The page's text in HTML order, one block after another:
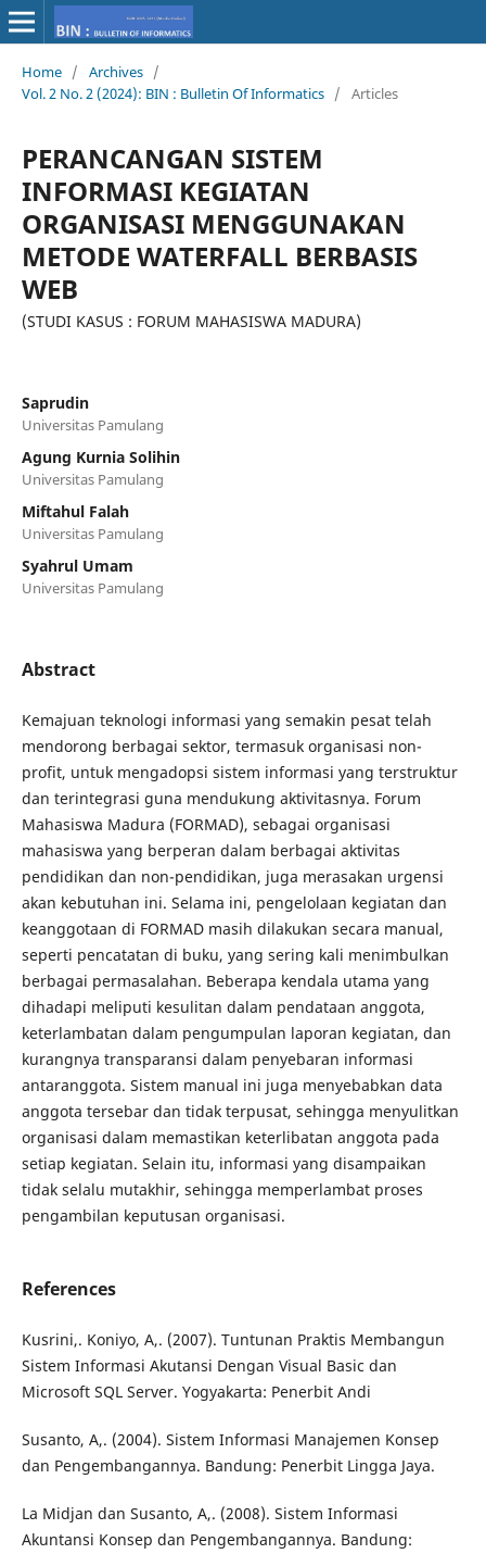
Home / Archives /
Vol. 2 No. 2 (2024): BIN : Bulletin Of Informatics / Articles
PERANCANGAN SISTEM
INFORMASI KEGIATAN
ORGANISASI MENGGUNAKAN
METODE WATERFALL BERBASIS
WEB
(STUDI KASUS : FORUM MAHASISWA MADURA)
Saprudin
Universitas Pamulang
Agung Kurnia Solihin
Universitas Pamulang
Miftahul Falah
Universitas Pamulang
Syahrul Umam
Universitas Pamulang
Abstract
Kemajuan teknologi informasi yang semakin pesat telah
mendorong berbagai sektor, termasuk organisasi non-
profit, untuk mengadopsi sistem informasi yang terstruktur
dan terintegrasi guna mendukung aktivitasnya. Forum
Mahasiswa Madura (FORMAD), sebagai organisasi
mahasiswa yang berperan dalam berbagai aktivitas
pendidikan dan non-pendidikan, juga merasakan urgensi
akan kebutuhan ini. Selama ini, pengelolaan kegiatan dan
keanggotaan di FORMAD masih dilakukan secara manual,
seperti pencatatan di buku, yang sering kali menimbulkan
berbagai permasalahan. Beberapa kendala utama yang
dihadapi meliputi kesulitan dalam pendataan anggota,
keterlambatan dalam pengumpulan laporan kegiatan, dan
kurangnya transparansi dalam penyebaran informasi
antaranggota. Sistem manual ini juga menyebabkan data
anggota tersebar dan tidak terpusat, sehingga menyulitkan
organisasi dalam memastikan keterlibatan anggota pada
setiap kegiatan. Selain itu, informasi yang disampaikan
tidak selalu mutakhir, sehingga memperlambat proses
pengambilan keputusan organisasi.
References
Kusrini,. Koniyo, A,. (2007). Tuntunan Praktis Membangun
Sistem Informasi Akutansi Dengan Visual Basic dan
Microsoft SQL Server. Yogyakarta: Penerbit Andi
Susanto, A,. (2004). Sistem Informasi Manajemen Konsep
dan Pengembangannya. Bandung: Penerbit Lingga Jaya.
La Midjan dan Susanto, A,. (2008). Sistem Informasi
Akuntansi Konsep dan Pengembangannya. Bandung: